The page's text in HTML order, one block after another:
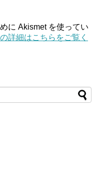
に Akismet を使ってい
詳細はこちらをご覧く